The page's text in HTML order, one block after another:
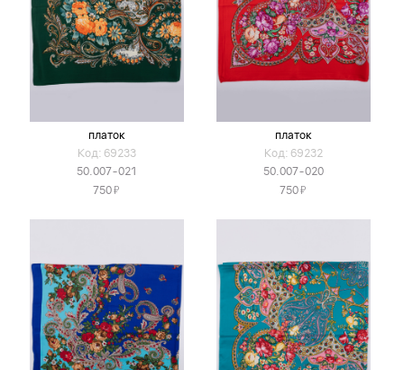
платок
Код: 69233
50.007-021
750Я
платок
Код: 69232
50.007-020
750Я